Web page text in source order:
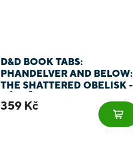
D&D BOOK TABS:
PHANDELVER AND BELOW:
THE SHATTERED OBELISK -
359 Kč